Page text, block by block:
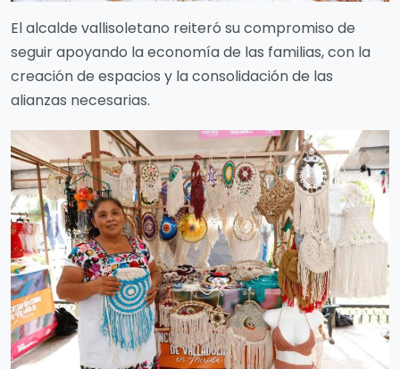
El alcalde vallisoletano reiteró su compromiso de
seguir apoyando la economía de las familias, con la
creación de espacios y la consolidación de las
alianzas necesarias.